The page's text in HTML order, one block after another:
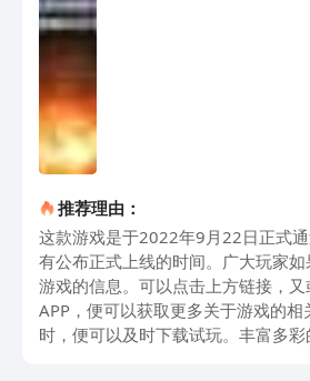
推荐理由：
这款游戏是于2022年9月22日正式
有公布正式上线的时间。广大玩家
游戏的信息。可以点击上方链接，
APP，便可以获取更多关于游戏的
时，便可以及时下载试玩。丰富多